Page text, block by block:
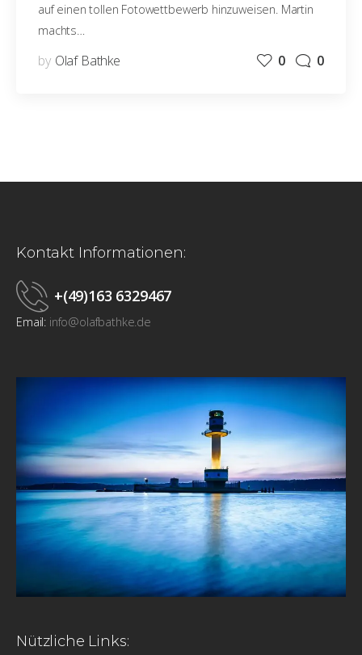
auf einen tollen Fotowettbewerb hinzuweisen. Martin
machts…
by Olaf Bathke 0 0
Kontakt Informationen:
+(49)163 6329467
Email: info@olafbathke.de
Nützliche Links: